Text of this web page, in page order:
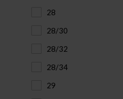
28
28/30
28/32
28/34
29